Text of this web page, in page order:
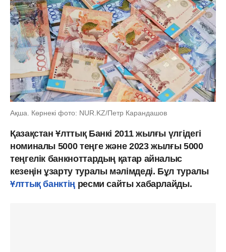
Ақша. Көрнекі фото: NUR.KZ/Петр Карандашов
Қазақстан Ұлттық Банкі 2011 жылғы үлгідегі
номиналы 5000 теңге және 2023 жылғы 5000
теңгелік банкноттардың қатар айналыс
кезеңін ұзарту туралы мәлімдеді. Бұл туралы
Ұлттық банктіңресми сайты хабарлайды.